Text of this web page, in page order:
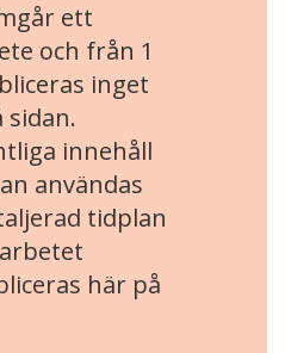
ett
och från 1
inget
innehåll
användas
tidplan
här på